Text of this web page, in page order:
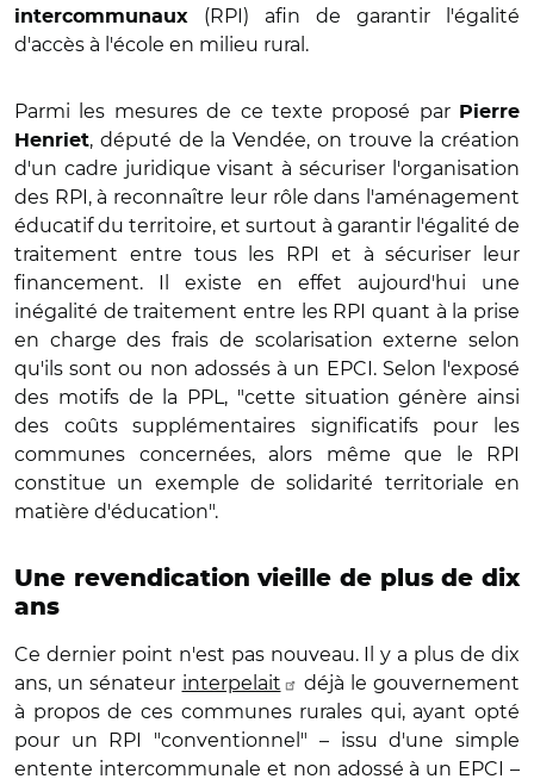
intercommunaux
(RPI) afin de garantir l'égalité
d'accès à l'école en milieu rural.
Parmi les mesures de ce texte proposé par
Pierre
Henriet, député de la Vendée, on trouve la création
d'un cadre juridique visant à sécuriser l'organisation
des RPI, à reconnaître leur rôle dans l'aménagement
éducatif du territoire, et surtout à garantir l'égalité de
traitement entre tous les RPI et à sécuriser leur
financement. Il existe en effet aujourd'hui une
inégalité de traitement entre les RPI quant à la prise
en charge des frais de scolarisation externe selon
qu'ils sont ou non adossés à un EPCI. Selon l'exposé
des motifs de la PPL, "cette situation génère ainsi
des coûts supplémentaires significatifs pour les
communes concernées, alors même que le RPI
constitue un exemple de solidarité territoriale en
matière d'éducation".
Une revendication vieille de plus de dix
ans
Ce dernier point n'est pas nouveau. Il y a plus de dix
ans, un sénateur interpelait
déjà le gouvernement
à propos de ces communes rurales qui, ayant opté
pour un RPI "conventionnel" – issu d'une simple
entente intercommunale et non adossé à un EPCI –